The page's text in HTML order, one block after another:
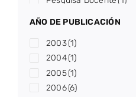
Voces(3)
AÑO DE PUBLICACIÓN
2003(1)
2004(1)
2005(1)
2006(6)